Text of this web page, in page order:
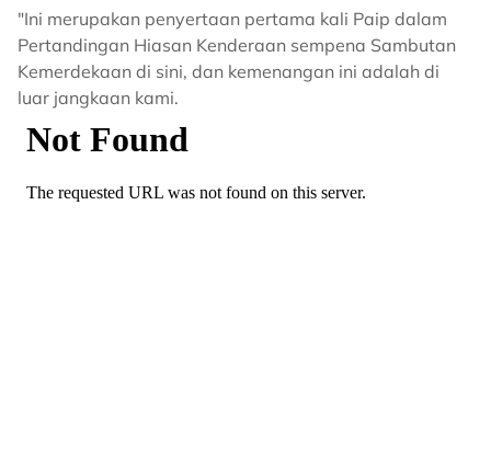
"Ini merupakan penyertaan pertama kali Paip dalam
Pertandingan Hiasan Kenderaan sempena Sambutan
Kemerdekaan di sini, dan kemenangan ini adalah di
luar jangkaan kami.